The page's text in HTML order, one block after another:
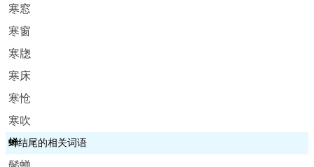
寒窓
寒窗
寒牎
寒床
寒怆
寒吹
蝉结尾的相关词语